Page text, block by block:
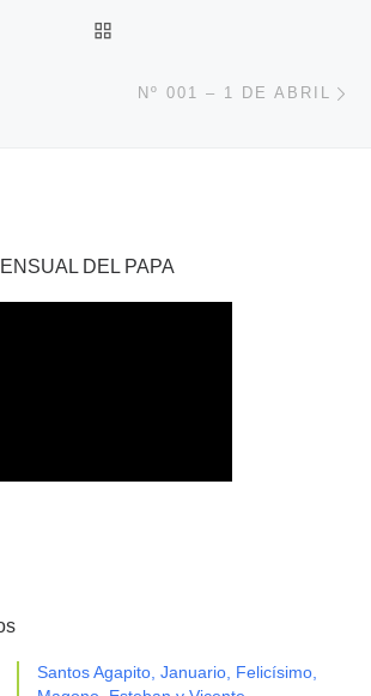
Nº 001 – 1 DE ABRIL
DEL PAPA
Santos Agapito, Januario, Felicísimo,